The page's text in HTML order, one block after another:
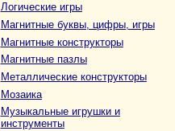
Логические игры
Магнитные буквы, цифры, игры
Магнитные конструкторы
Магнитные пазлы
Металлические конструкторы
Мозаика
Музыкальные игрушки и
инструменты